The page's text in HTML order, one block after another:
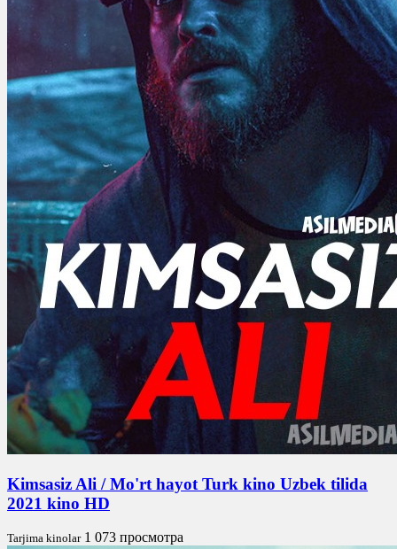
Kimsasiz Ali / Mo'rt hayot Turk kino Uzbek tilida
2021 kino HD
Tarjima kinolar 1 073 просмотра